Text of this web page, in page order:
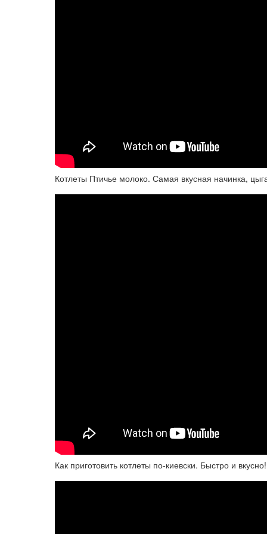
Котлеты Птичье молоко. Самая вкусная начинка,
Как приготовить котлеты по-киевски. Быстро и